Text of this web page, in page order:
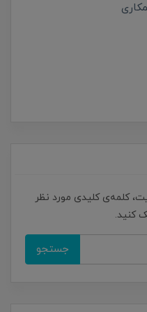
کلمه‌ی کلیدی مورد نظر
کنید.
جستجو